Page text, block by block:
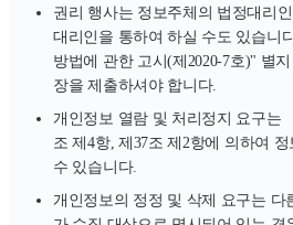
권리 행사는 정보주체의 법정대리
대리인을 통하여 하실 수도 있습니
방법에 관한 고시(제2020-7호)" 별
장을 제출하셔야 합니다.
개인정보 열람 및 처리정지 요구는
조 제4항, 제37조 제2항에 의하여
수 있습니다.
개인정보의 정정 및 삭제 요구는 다